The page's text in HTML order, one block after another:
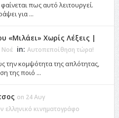
πως αυτό λειτουργεί.
για ...
«Μιλάει» Χωρίς Λέξεις |
Νοέ in: Αυτοπεποίθηση τώρα!
την κομψότητα της απλότητας,
της ποιό ...
on 24 Αυγ
ελληνικό κινηματογράφο